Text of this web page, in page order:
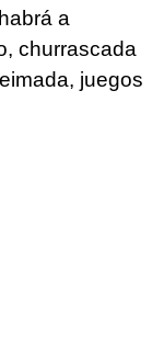
a
churrascada
juegos